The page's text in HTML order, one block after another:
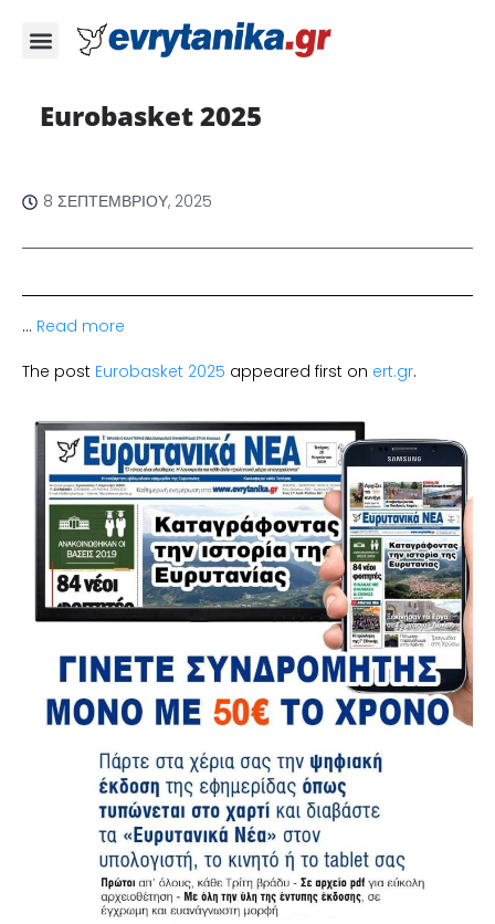
Eurobasket 2025
8 ΣΕΠΤΕΜΒΡΊΟΥ, 2025
… Read more
The post Eurobasket 2025 appeared first on ert.gr.